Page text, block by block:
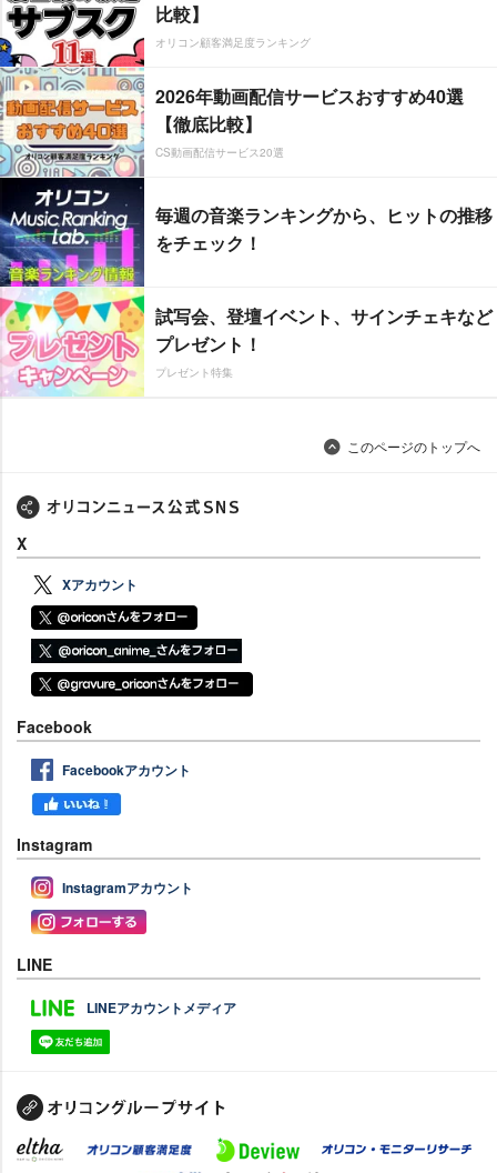
比較】
オリコン顧客満足度ランキング
2026年動画配信サービスおすすめ40選
【徹底比較】
CS動画配信サービス20選
毎週の音楽ランキングから、ヒットの推移
をチェック！
試写会、登壇イベント、サインチェキなど
プレゼント！
プレゼント特集
このページのトップへ
X
Xアカウント
Facebook
Facebookアカウント
Instagram
Instagramアカウント
LINE
LINEアカウントメディア